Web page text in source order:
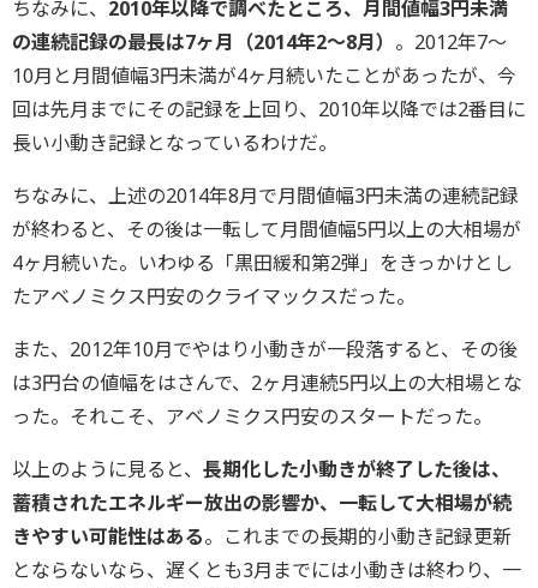
ちなみに、 2010年以降で調べたところ、月間値幅3円未満
の連続記録の最長は7ヶ月（2014年2～8月） 。2012年7～
10月と月間値幅3円未満が4ヶ月続いたことがあったが、今
回は先月までにその記録を上回り、2010年以降では2番目に
長い小動き記録となっているわけだ。
ちなみに、上述の2014年8月で月間値幅3円未満の連続記録
が終わると、その後は一転して月間値幅5円以上の大相場が
4ヶ月続いた。いわゆる「黒田緩和第2弾」をきっかけとし
たアベノミクス円安のクライマックスだった。
また、2012年10月でやはり小動きが一段落すると、その後
は3円台の値幅をはさんで、2ヶ月連続5円以上の大相場とな
った。それこそ、アベノミクス円安のスタートだった。
以上のように見ると、 長期化した小動きが終了した後は、
蓄積されたエネルギー放出の影響か、一転して大相場が続
きやすい可能性はある。これまでの長期的小動き記録更新
とならないなら、遅くとも3月までには小動きは終わり、一